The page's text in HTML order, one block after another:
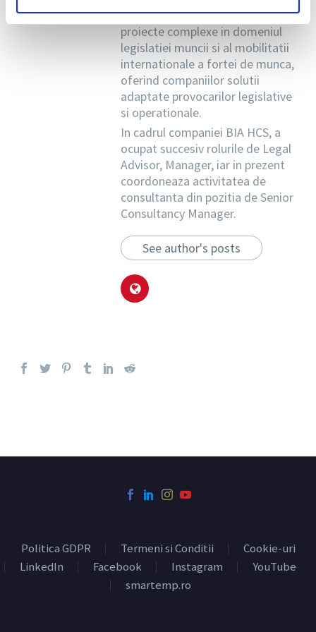
lungul carierei, a gestionat
proiecte complexe in domeniul
legislatiei muncii si al mobilitatii
internationale a fortei de munca,
oferind companiilor solutii
adaptate provocarilor legislative
si operationale.
In cadrul companiei BIA HCS, a
ocupat succesiv rolurile de Legal
Advisor, Manager, iar in prezent
coordoneaza activitatea de
consultanta din pozitia de Senior
Consultancy Manager.
See author's posts
Politica GDPR Termeni si Conditii
Cookie-uri
LinkedIn
Facebook Instagram
YouTube
smartemp.ro